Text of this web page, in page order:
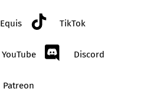
Equis TikTok
YouTube Discord
Patreon